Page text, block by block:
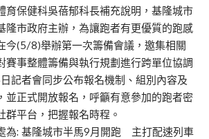
育保健科吳蓓郁科長補充說明，基隆城市
隆市政府主辦，為讓跑者有更優質的跑感
今(5/8)舉辦第一次籌備會議，邀集相關
賽事整體籌備與執行規劃進行跨單位協調
記者會同步公布報名機制、組別內容及
並正式開放報名，呼籲有意參加的跑者密
群平台，把握報名時程。
為: 基隆城市半馬9月開跑 主打配速列車